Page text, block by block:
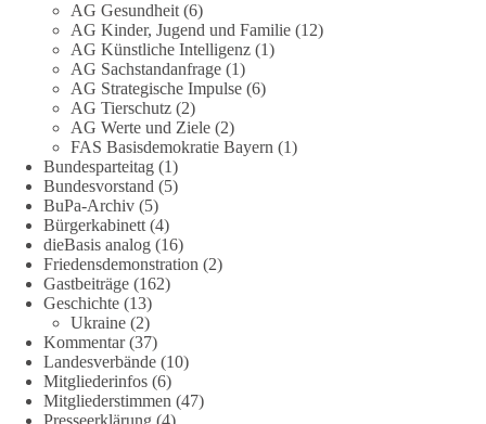
dieBasis fordert deshalb weiterhin eine unabhängige,
vollständige und transparente Aufarbeitung der Corona-Politik.
Ohne Denkverbote, ohne Vorverurteilungen und ohne Tabus.
Quellen: https://apnews.com/article/fauci-diaries-covid-origins-
rand-paul-6b25da9f75a0becbaf2886ab22643e67
https://www.tichyseinblick.de/kolumnen/aus-aller-welt/usa-
tagebuch-fauci-corona-impfung/
#dieBasis #Corona #Aufarbeitung
#Vertrauen
36 60
DieBasis
1 Tag zuvor
AG Gesundheit (6)
AG Kinder, Jugend und Familie (12)
AG Künstliche Intelligenz (1)
AG Sachstandanfrage (1)
AG Strategische Impulse (6)
AG Tierschutz (2)
AG Werte und Ziele (2)
FAS Basisdemokratie Bayern (1)
Bundesparteitag (1)
Bundesvorstand (5)
BuPa-Archiv (5)
Bürgerkabinett (4)
dieBasis analog (16)
Friedensdemonstration (2)
Gastbeiträge (162)
Geschichte (13)
Ukraine (2)
Kommentar(37)
Landesverbände (10)
Mitgliederinfos (6)
Mitgliederstimmen (47)